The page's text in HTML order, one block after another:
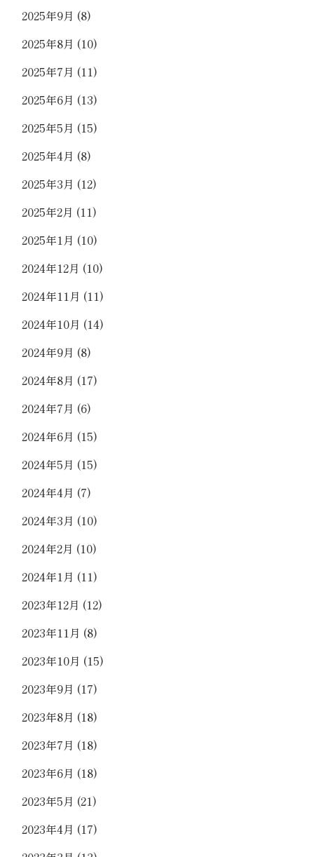
2025年9月 (8)
2025年8月 (10)
2025年7月 (11)
2025年6月 (13)
2025年5月 (15)
2025年4月 (8)
2025年3月 (12)
2025年2月 (11)
2025年1月 (10)
2024年12月 (10)
2024年11月 (11)
2024年10月 (14)
2024年9月 (8)
2024年8月 (17)
2024年7月 (6)
2024年6月 (15)
2024年5月 (15)
2024年4月 (7)
2024年3月 (10)
2024年2月 (10)
2024年1月 (11)
2023年12月 (12)
2023年11月 (8)
2023年10月 (15)
2023年9月 (17)
2023年8月 (18)
2023年7月 (18)
2023年6月 (18)
2023年5月 (21)
2023年4月 (17)